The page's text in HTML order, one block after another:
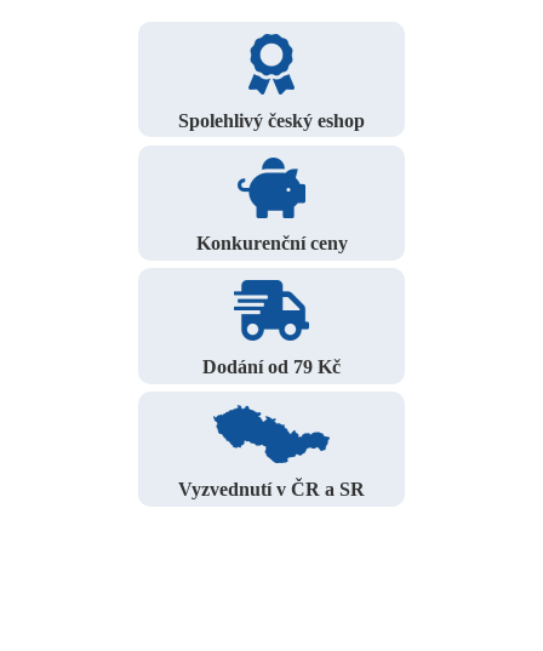
Spolehlivý český eshop
Konkurenční ceny
Dodání od 79 Kč
Vyzvednutí v ČR a SR